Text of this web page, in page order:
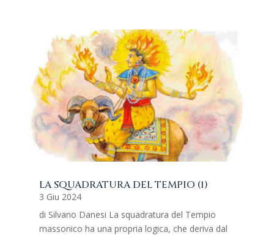
LA SQUADRATURA DEL TEMPIO (1)
3 Giu 2024
di Silvano Danesi La squadratura del Tempio
massonico ha una propria logica, che deriva dal